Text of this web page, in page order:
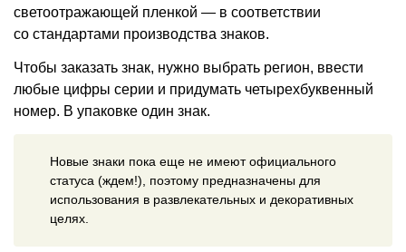
светоотражающей пленкой — в соответствии
со стандартами производства знаков.
Чтобы заказать знак, нужно выбрать регион, ввести
любые цифры серии и придумать четырехбуквенный
номер. В упаковке один знак.
Новые знаки пока еще не имеют официального
статуса (ждем!), поэтому предназначены для
использования в развлекательных и декоративных
целях.